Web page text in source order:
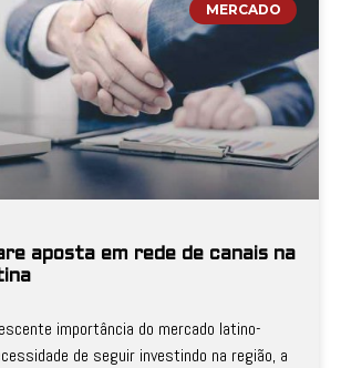
MERCADO
aposta em rede de canais na
importância do mercado latino-
de seguir investindo na região, a